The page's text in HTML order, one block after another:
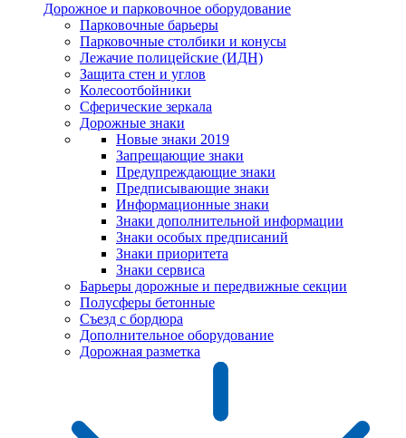
Дорожное и парковочное оборудование
Парковочные барьеры
Парковочные столбики и конусы
Лежачие полицейские (ИДН)
Защита стен и углов
Колесоотбойники
Сферические зеркала
Дорожные знаки
Новые знаки 2019
Запрещающие знаки
Предупреждающие знаки
Предписывающие знаки
Информационные знаки
Знаки дополнительной информации
Знаки особых предписаний
Знаки приоритета
Знаки сервиса
Барьеры дорожные и передвижные секции
Полусферы бетонные
Съезд с бордюра
Дополнительное оборудование
Дорожная разметка